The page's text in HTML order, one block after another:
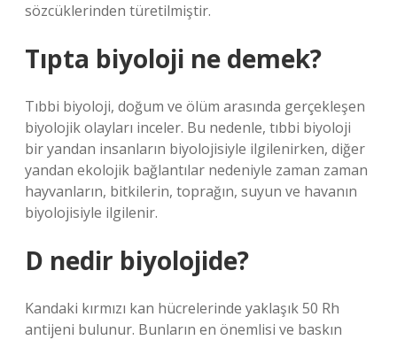
sözcüklerinden türetilmiştir.
Tıpta biyoloji ne demek?
Tıbbi biyoloji, doğum ve ölüm arasında gerçekleşen
biyolojik olayları inceler. Bu nedenle, tıbbi biyoloji
bir yandan insanların biyolojisiyle ilgilenirken, diğer
yandan ekolojik bağlantılar nedeniyle zaman zaman
hayvanların, bitkilerin, toprağın, suyun ve havanın
biyolojisiyle ilgilenir.
D nedir biyolojide?
Kandaki kırmızı kan hücrelerinde yaklaşık 50 Rh
antijeni bulunur. Bunların en önemlisi ve baskın